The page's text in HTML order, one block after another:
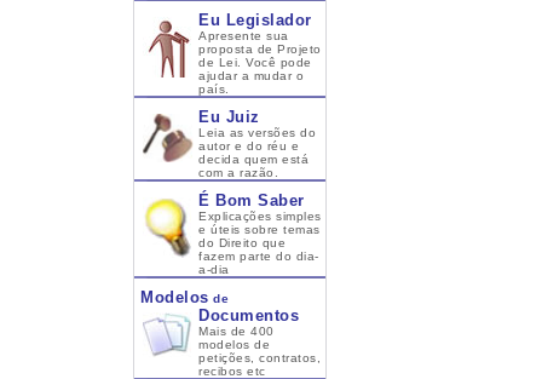
Eu Legislador
Apresente sua
proposta de Projeto
de Lei. Você pode
ajudar a mudar o
país.
Eu Juiz
Leia as versões do
autor e do réu e
decida quem está
com a razão.
É Bom Saber
Explicações simples
e úteis sobre temas
do Direito que
fazem parte do dia-
a-dia
Modelos de
Documentos
Mais de 400
modelos de
petições, contratos,
recibos etc